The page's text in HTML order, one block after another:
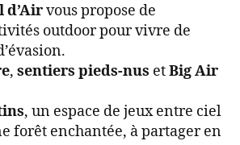
d’Airvous propose de
outdoor pour vivre de
, sentiers pieds-nus etBig Air
, un espace de jeux entre ciel
forêt enchantée, à partager en